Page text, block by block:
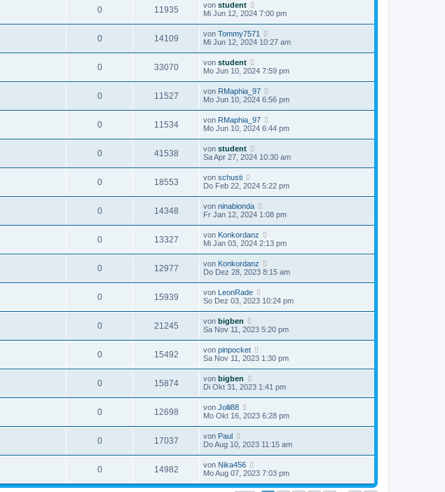
0 11935 von student
Mi Jun 12, 2024 7:00 pm
0 14109 von Tommy7571
Mi Jun 12, 2024 10:27 am
0 33070 von student
Mo Jun 10, 2024 7:59 pm
0 11527 von RMaphia_97
Mo Jun 10, 2024 6:56 pm
0 11534 von RMaphia_97
Mo Jun 10, 2024 6:44 pm
0 41538 von student
Sa Apr 27, 2024 10:30 am
0 18553 von schusti
Do Feb 22, 2024 5:22 pm
0 14348 von ninabionda
Fr Jan 12, 2024 1:08 pm
0 13327 von Konkordanz
Mi Jan 03, 2024 2:13 pm
0 12977 von Konkordanz
Do Dez 28, 2023 8:15 am
0 15939 von LeonRade
So Dez 03, 2023 10:24 pm
0 21245 von bigben
Sa Nov 11, 2023 5:20 pm
0 15492 von pinpocket
Sa Nov 11, 2023 1:30 pm
0 15874 von bigben
Di Okt 31, 2023 1:41 pm
0 12698 von Jolli88
Mo Okt 16, 2023 6:28 pm
0 17037 von Paul
Do Aug 10, 2023 11:15 am
0 14982 von Nika456
Mo Aug 07, 2023 7:03 pm